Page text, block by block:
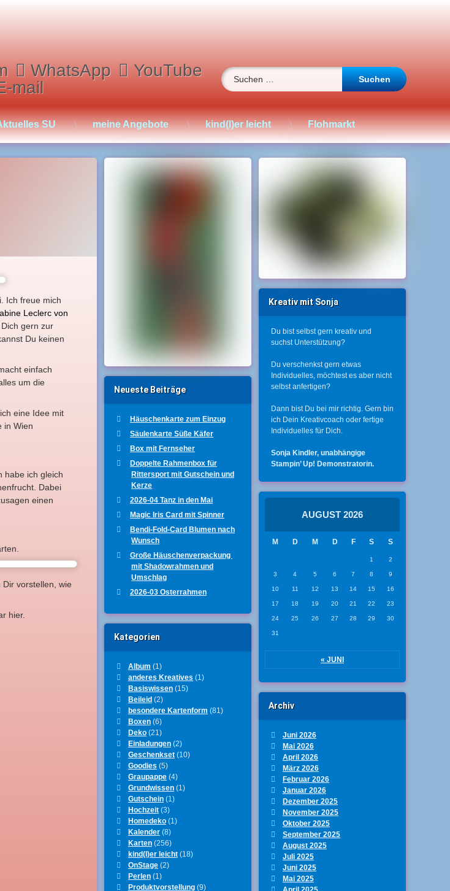
WhatsApp
YouTube
mail
Suchen nach:
SU meine Angebote kind(l)er leicht Flohmarkt
Ich freue mich
Leclerc von
gern zur
Du keinen
einfach
um die
eine Idee mit
in Wien
habe ich gleich
Dabei
einen
vorstellen, wie
hier.
Neueste Beiträge
Häuschenkarte zum Einzug
Säulenkarte Süße Käfer
Box mit Fernseher
Doppelte Rahmenbox für
Rittersport mit Gutschein und
Kerze
2026-04 Tanz in den Mai
Magic Iris Card mit Spinner
Bendi-Fold-Card Blumen nach
Wunsch
Große Häuschenverpackung
mit Shadowrahmen und
Umschlag
2026-03 Osterrahmen
Kategorien
Album (1)
anderes Kreatives (1)
Basiswissen(15)
Beileid(2)
besondere Kartenform (81)
Boxen(6)
Deko(21)
Einladungen(2)
Geschenkset(10)
Goodies (5)
Graupappe(4)
Grundwissen(1)
Gutschein(1)
Hochzeit(3)
Homedeko(1)
Kalender(8)
Karten(256)
kind(l)er leicht(18)
OnStage(2)
Perlen(1)
Produktvorstellung(9)
Kreativ mit Sonja
Du bist selbst gern kreativ und
suchst Unterstützung?
Du verschenkst gern etwas
Individuelles, möchtest es aber nicht
selbst anfertigen?
Dann bist Du bei mir richtig. Gern bin
ich Dein Kreativcoach oder fertige
Individuelles für Dich.
Sonja Kindler, unabhängige
Stampin’ Up! Demonstratorin.
AUGUST 2026
M D M D F S S
1 2
3 4 5 6 7 8 9
10 11 12 13 14 15 16
17 18 19 20 21 22 23
24 25 26 27 28 29 30
31
« JUNI
Archiv
Juni 2026
Mai 2026
April 2026
März 2026
Februar 2026
Januar 2026
Dezember 2025
November 2025
Oktober 2025
September 2025
August 2025
Juli 2025
Juni 2025
Mai 2025